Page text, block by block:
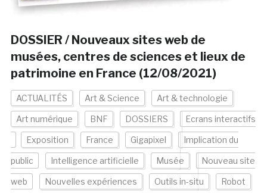
DOSSIER / Nouveaux sites web de
musées, centres de sciences et lieux de
patrimoine en France (12/08/2021)
ACTUALITÉS Art & Science Art & technologie
Art numérique BNF DOSSIERS Ecrans interactifs
Exposition France Gigapixel Implication du
public Intelligence artificielle Musée Nouveau site
web Nouvelles expériences Outils in-situ Robot